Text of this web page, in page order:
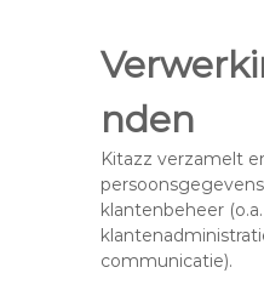
z
nden
Kitazz verzamelt
klantenbeheer (o.a.
communicatie).